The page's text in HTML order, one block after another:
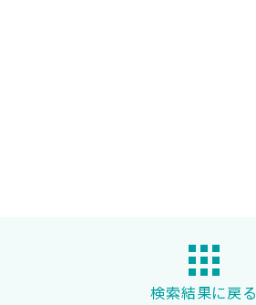
検索結果に戻る